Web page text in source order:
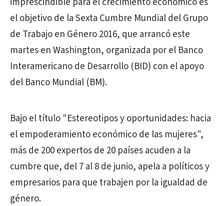
el objetivo de la Sexta Cumbre Mundial del Grupo
de Trabajo en Género 2016, que arrancó este
martes en Washington, organizada por el Banco
Interamericano de Desarrollo (BID) con el apoyo
del Banco Mundial (BM).
Bajo el título "Estereotipos y oportunidades: hacia
el empoderamiento económico de las mujeres",
más de 200 expertos de 20 países acuden a la
cumbre que, del 7 al 8 de junio, apela a políticos y
empresarios para que trabajen por la igualdad de
género.